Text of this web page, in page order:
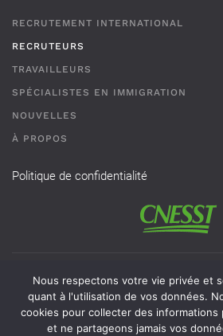
RECRUTEMENT INTERNATIONAL
RECRUTEURS
TRAVAILLEURS
SPÉCIALISTES EN IMMIGRATION
NOUVELLES
À PROPOS
Politique de confidentialité
Permis de recrutement # AR-2101593 -
recrutement de travailleurs étrangers
obligatoirement avoir un permis valide
Nous respectons votre vie privée et
quant à l'utilisation de vos données.
cookies pour collecter des informations
et ne partageons jamais vos